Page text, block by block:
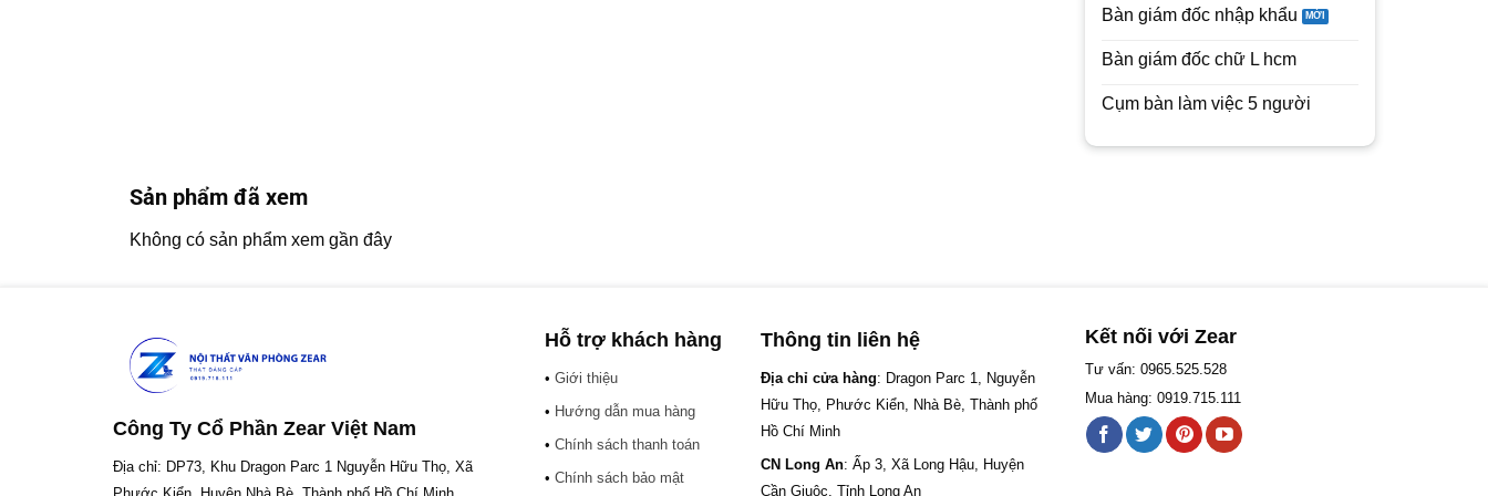
Bàn giám đốc nhập khẩu
Bàn giám đốc chữ L hcm
Cụm bàn làm việc 5 người
Sản phẩm đã xem
Không có sản phẩm xem gần đây
Công Ty Cổ Phần Zear Việt Nam
Địa chỉ: DP73, Khu Dragon Parc 1 Nguyễn Hữu Thọ, Xã
Hỗ trợ khách hàng
• Giới thiệu
• Hướng dẫn mua hàng
• Chính sách thanh toán
• Chính sách bảo mật
Thông tin liên hệ
Địa chỉ cửa hàng: Dragon Parc 1, Nguyễn
Hữu Thọ, Phước Kiển, Nhà Bè, Thành phố
Hồ Chí Minh
CN Long An: Ấp 3, Xã Long Hậu, Huyện
Cần Giuộc, Tỉnh Long An
Kết nối với Zear
Tư vấn: 0965.525.528
Mua hàng: 0919.715.111